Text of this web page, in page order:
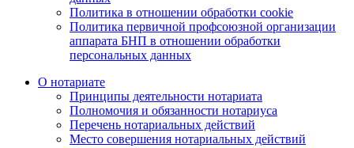
Политика в отношении обработки cookie
Политика первичной профсоюзной организации
аппарата БНП в отношении обработки
персональных данных
О нотариате
Принципы деятельности нотариата
Полномочия и обязанности нотариуса
Перечень нотариальных действий
Место совершения нотариальных действий